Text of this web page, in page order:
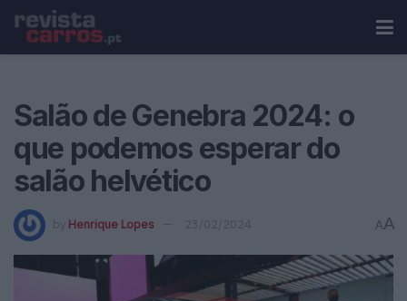
Salão de Genebra 2024: o
que podemos esperar do
salão helvético
by Henrique Lopes 23/02/2024 AA